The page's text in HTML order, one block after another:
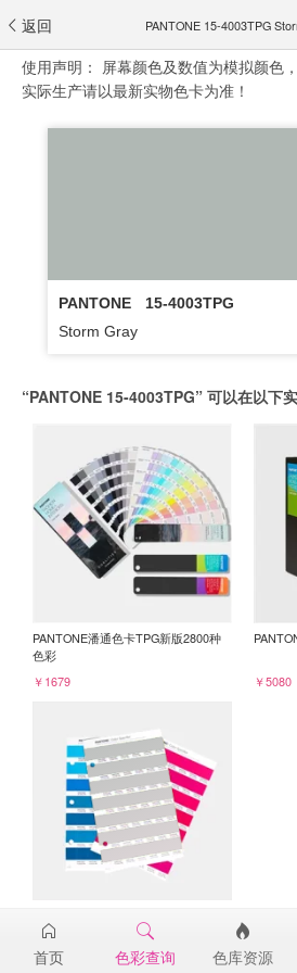
返回 PANTONE 15-4003TPG
使用声明： 屏幕颜色及数值为模拟颜色
实际生产请以最新实物色卡为准！
PANTONE
15-4003TPG
Storm Gray
“PANTONE 15-4003TPG” 可以在以下
PANTONE潘通色卡TPG新版2800种
色彩
￥1679
￥5080
15-4003TPG
￥98
首页 色彩查询 色库资源